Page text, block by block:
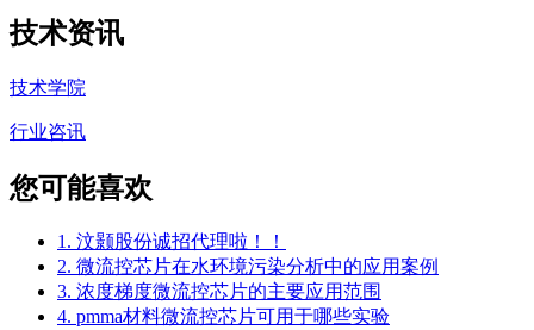
技术资讯
技术学院
行业咨讯
您可能喜欢
1. 汶颢股份诚招代理啦！！
2. 微流控芯片在水环境污染分析中的应用案例
3. 浓度梯度微流控芯片的主要应用范围
4. pmma材料微流控芯片可用于哪些实验